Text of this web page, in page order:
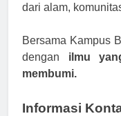
dari alam,
Bersama Kampus
dengan ilmu
membumi.
Informasi